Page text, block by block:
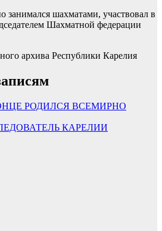
занимался шахматами, участвовал в
Шахматной федерации
архива Республики Карелия
РОДИЛСЯ ВСЕМИРНО
КАРЕЛИИ